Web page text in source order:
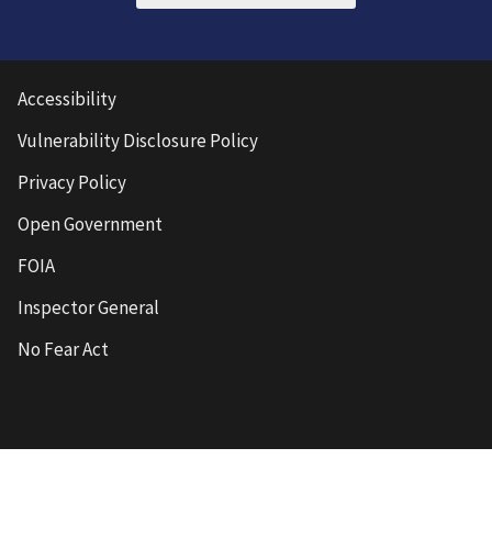
Accessibility
Vulnerability Disclosure Policy
Privacy Policy
Open Government
FOIA
Inspector General
No Fear Act